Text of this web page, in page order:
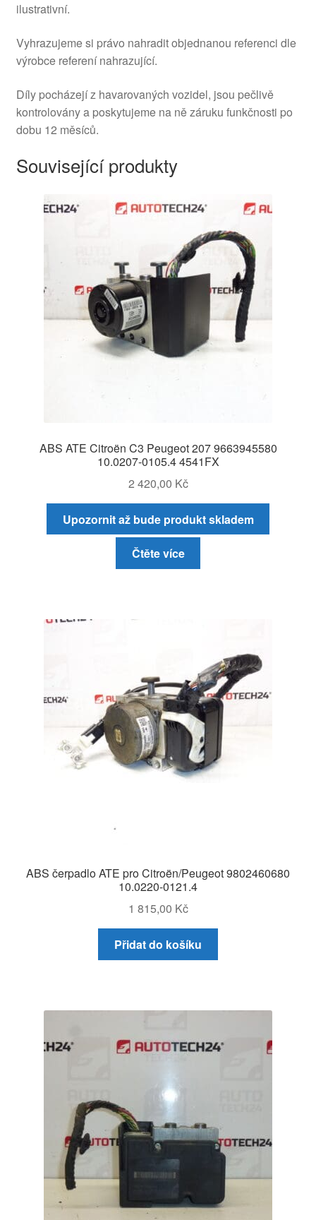
ilustrativní.
Vyhrazujeme si právo nahradit objednanou referenci dle
výrobce referení nahrazující.
Díly pocházejí z havarovaných vozidel, jsou pečlivě
kontrolovány a poskytujeme na ně záruku funkčnosti po
dobu 12 měsíců.
Související produkty
ABS ATE Citroën C3 Peugeot 207 9663945580
10.0207-0105.4 4541FX
2 420,00 Kč
Upozornit až bude produkt skladem
Čtěte více
ABS čerpadlo ATE pro Citroën/Peugeot 9802460680
10.0220-0121.4
1 815,00 Kč
Přidat do košíku